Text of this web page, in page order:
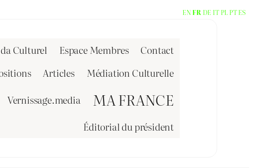
Culturel Espace Membres
Contact
Articles
Médiation Culturelle
Vernissage.media MA FRANCE
Éditorial du président
EN FR DE IT PL PTES